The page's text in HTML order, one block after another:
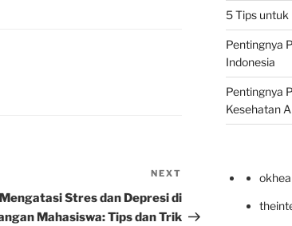
Post
NEXT
Mengatasi Stres dan Depresi di
Mahasiswa: Tips dan Trik
5 Tips untuk
Pentingnya
Indonesia
Pentingnya
Kesehatan